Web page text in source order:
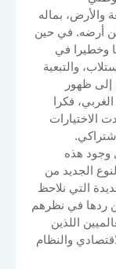
والأرض، بماله
أرضه. في حين
وخطيرا في
والتبعية
إلى ظهور
فكرا
الاختيارات
وجود هذه
الجديد من
التي نلاحظ
ردها في نظرهم
اللذين
والنظام